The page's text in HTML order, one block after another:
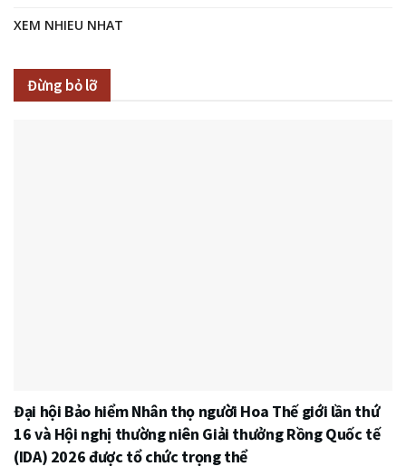
XEM NHIEU NHAT
Đừng bỏ lỡ
Đại hội Bảo hiểm Nhân thọ người Hoa Thế giới lần thứ
16 và Hội nghị thường niên Giải thưởng Rồng Quốc tế
(IDA) 2026 được tổ chức trọng thể